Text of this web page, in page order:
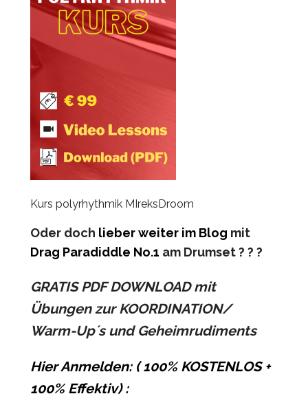
Kurs polyrhythmik MIreksDroom
Oder doch lieber weiter im Blog mit
Drag Paradiddle No.1 am Drumset ? ? ?
GRATIS PDF DOWNLOAD mit
Übungen zur KOORDINATION/
Warm-Up´s und Geheimrudiments
Hier Anmelden: ( 100% KOSTENLOS +
100% Effektiv) :